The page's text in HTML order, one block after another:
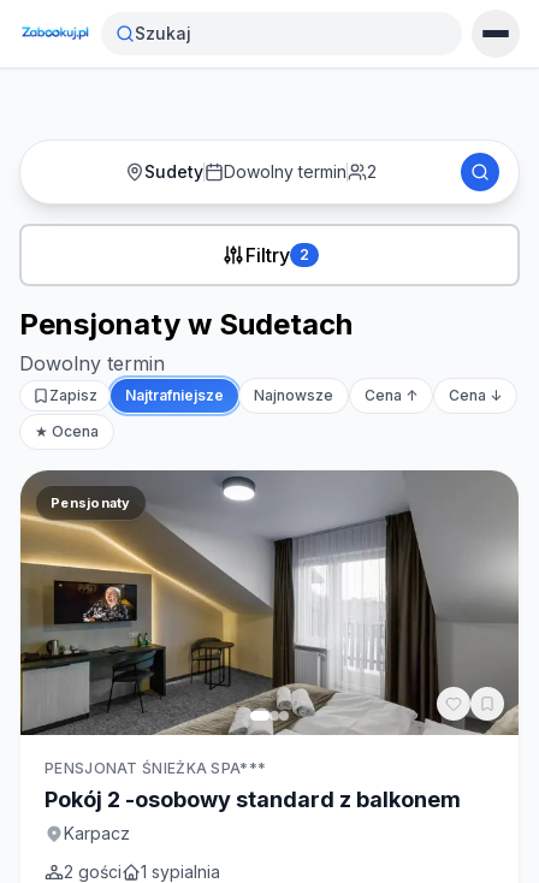
Strona główna›Noclegi
Szukaj
Sudety Dowolny termin 2
Filtry 2
Pensjonaty w Sudetach
Dowolny termin
Zapisz Najtrafniejsze Najnowsze Cena ↑
Cena ↓
★ Ocena
Pensjonaty
PENSJONAT ŚNIEŻKA SPA***
Pokój 2 -osobowy standard z balkonem
Karpacz
2 gości 1 sypialnia